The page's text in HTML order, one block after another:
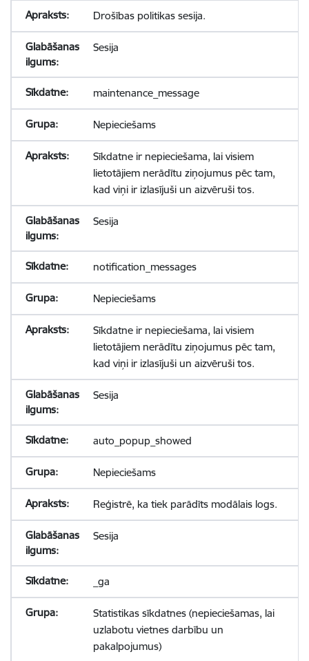
Drošības politikas sesija.
Sesija
maintenance_message
Nepieciešams
Sīkdatne ir nepieciešama, lai visiem
lietotājiem nerādītu ziņojumus pēc tam,
kad viņi ir izlasījuši un aizvēruši tos.
Sesija
notification_messages
Nepieciešams
Sīkdatne ir nepieciešama, lai visiem
lietotājiem nerādītu ziņojumus pēc tam,
kad viņi ir izlasījuši un aizvēruši tos.
Sesija
auto_popup_showed
Nepieciešams
Reģistrē, ka tiek parādīts modālais logs.
Sesija
_ga
Statistikas sīkdatnes (nepieciešamas, lai
uzlabotu vietnes darbību un
pakalpojumus)